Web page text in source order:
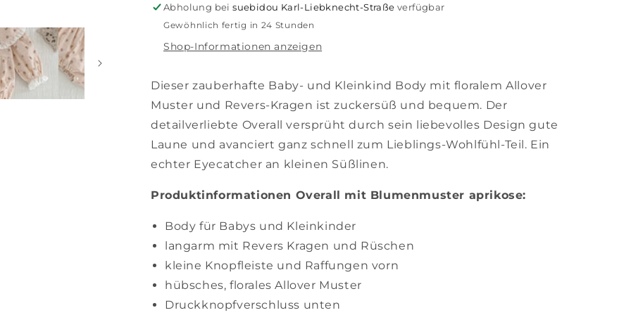
Abholung beisuebidou Karl-Liebknecht-Straße verfügbar
Gewöhnlich fertig in 24 Stunden
Shop-Informationen anzeigen
Dieser zauberhafte Baby- und Kleinkind Body mit floralem Allover
Muster und Revers-Kragen ist zuckersüß und bequem. Der
detailverliebte Overall versprüht durch sein liebevolles Design gute
Laune und avanciert ganz schnell zum Lieblings-Wohlfühl-Teil. Ein
echter Eyecatcher an kleinen Süßlinen.
Produktinformationen Overall mit Blumenmuster aprikose:
Body für Babys und Kleinkinder
langarm mit Revers Kragen und Rüschen
kleine Knopfleiste und Raffungen vorn
hübsches, florales Allover Muster
Druckknopfverschluss unten